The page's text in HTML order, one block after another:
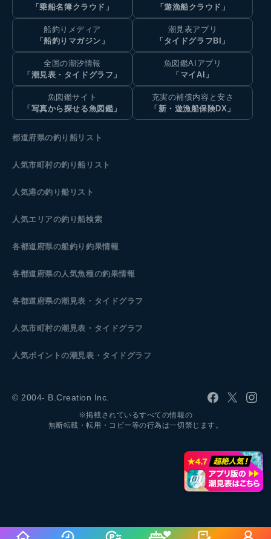
「乗船名簿クラウド」
「遊漁船クラウド」
船釣りメディア
「船釣りマガジン」
潮見表アプリ
「タイドグラフBI」
全国の潮汐情報
「潮見表・タイドグラフ」
魚図鑑AIアプリ
「マイAI」
魚図鑑サイト
「写真から探せる魚図鑑」
充実の補償内容と安さ
「新・遊漁船保険DX」
都道府県の釣り船リスト
人気市町村の釣り船リスト
人気港の釣り船リスト
人気エリアの釣り船検索
各都道府県の船釣り釣果情報
各都道府県の人気魚種の釣果情報
各都道府県の潮見表 ・タイドグラフ
人気市町村の潮見表・タイドグラフ
人気ポイントの潮見表・タイドグラフ
© 2004- B.Creation Inc.
※掲載されているすべての情報の
無断転載・転用・コピー等の行為は一切禁じます。